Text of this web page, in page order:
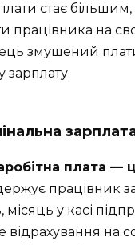
стає
працівника на
змушений
зарплату.
плата —
працівник
у касі
відрахування на